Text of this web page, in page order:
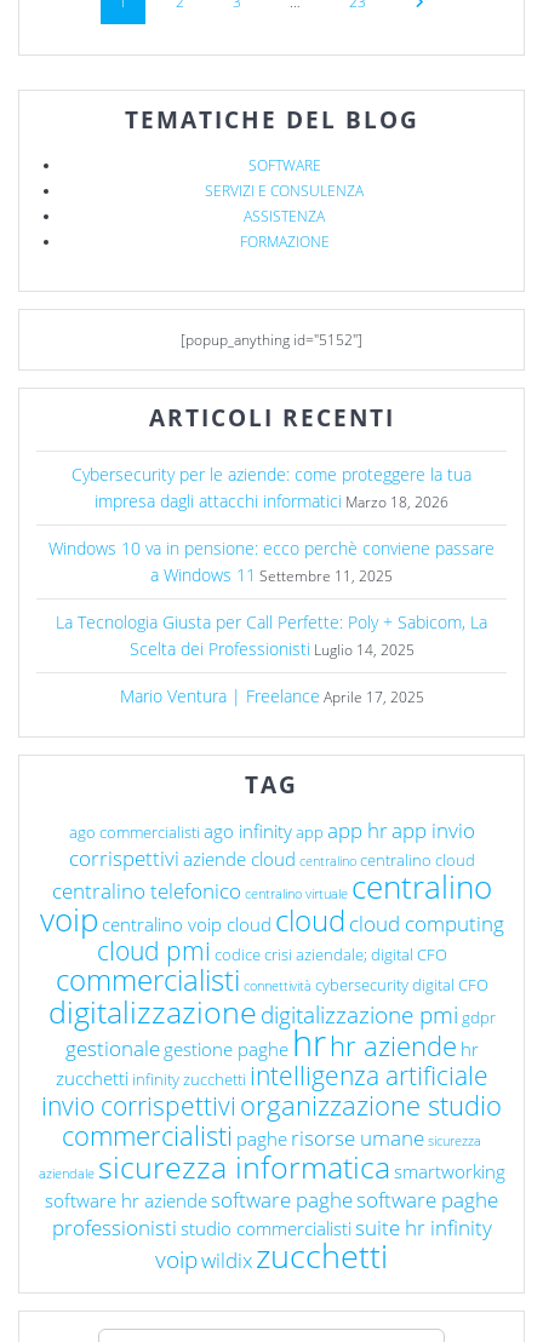
TEMATICHE DEL BLOG
SOFTWARE
SERVIZI E CONSULENZA
ASSISTENZA
FORMAZIONE
[popup_anything id="5152"]
ARTICOLI RECENTI
Cybersecurity per le aziende: come proteggere la tua
impresa dagli attacchi informatici Marzo 18, 2026
Windows 10 va in pensione: ecco perchè conviene passare
a Windows 11 Settembre 11, 2025
La Tecnologia Giusta per Call Perfette: Poly + Sabicom, La
Scelta dei Professionisti Luglio 14, 2025
Mario Ventura | Freelance Aprile 17, 2025
TAG
ago commercialisti ago infinityapp app hrapp invio
corrispettivi aziende cloud centralino centralino cloud
centralino telefonico centralino virtuale centralino
voip centralino voip cloud cloud cloud computing
cloud pmi codice crisi aziendale; digital CFO
commercialisti connettività cybersecuritydigital CFO
digitalizzazionedigitalizzazione pmi gdpr
gestionale gestione paghe hrhr aziende hr
zucchetti infinity zucchetti intelligenza artificiale
invio corrispettivi organizzazione studio
commercialisti paghe risorse umane sicurezza
aziendale sicurezza informatica smartworking
software hr aziendesoftware paghesoftware paghe
professionisti studio commercialisti suite hr infinity
voipwildixzucchetti